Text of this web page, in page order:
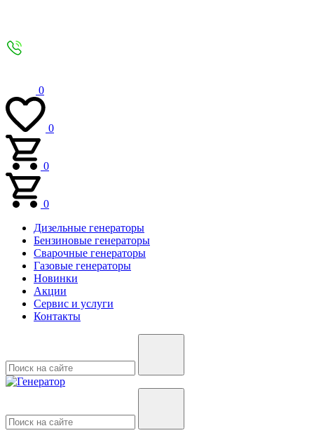
0
0
0
0
Дизельные генераторы
Бензиновые генераторы
Сварочные генераторы
Газовые генераторы
Новинки
Акции
Сервис и услуги
Контакты